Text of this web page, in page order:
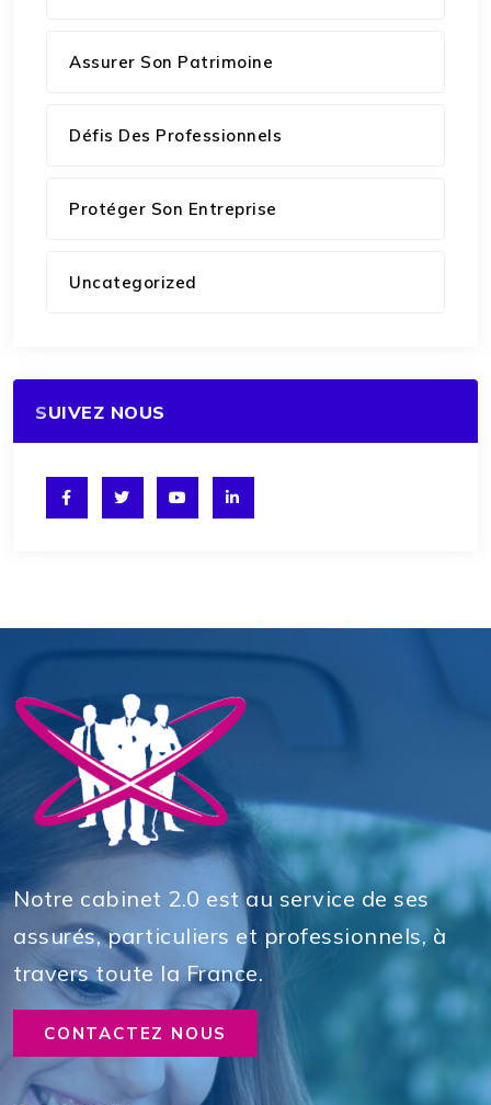
Assurer Son Patrimoine
Défis Des Professionnels
Protéger Son Entreprise
Uncategorized
SUIVEZ NOUS
Notre cabinet 2.0 est au service de ses
assurés, particuliers et professionnels, à
travers toute la France.
CONTACTEZ NOUS